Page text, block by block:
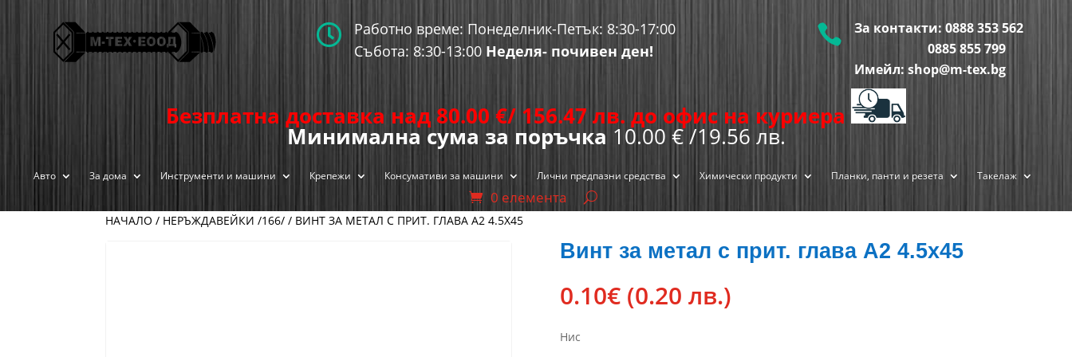

Работно време: Понеделник-Петък: 8:30-17:00
Събота: 8:30-13:00 Неделя- почивен ден!
 За контакти:0888 353 562
0885 855799
Имейл: shop@m-tex.bg
Безплатна доставка над 80.00 €/ 156.47 лв. до офис на куриера
Минимална сума за поръчка 10.00 € /19.56 лв.
Авто За дома Инструменти и машини Крепежи Консумативи за машини Лични предпазни средства Химически продукти Планки, панти и резета Такелаж
0 елемента
НАЧАЛО / НЕРЪЖДАВЕЙКИ /166/ / ВИНТ ЗА МЕТАЛ С ПРИТ. ГЛАВА А2 4.5Х45
Винт за метал с прит. глава А2 4.5х45
0.10€ (0.20 лв.)
Нис